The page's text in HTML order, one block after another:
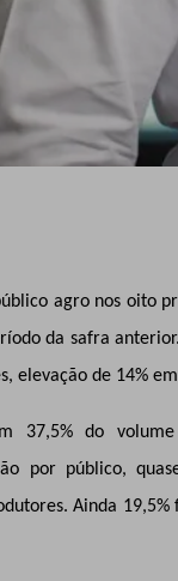
agro nos oito
da safra
elevação de 14%
37,5% do
por público,
Ainda